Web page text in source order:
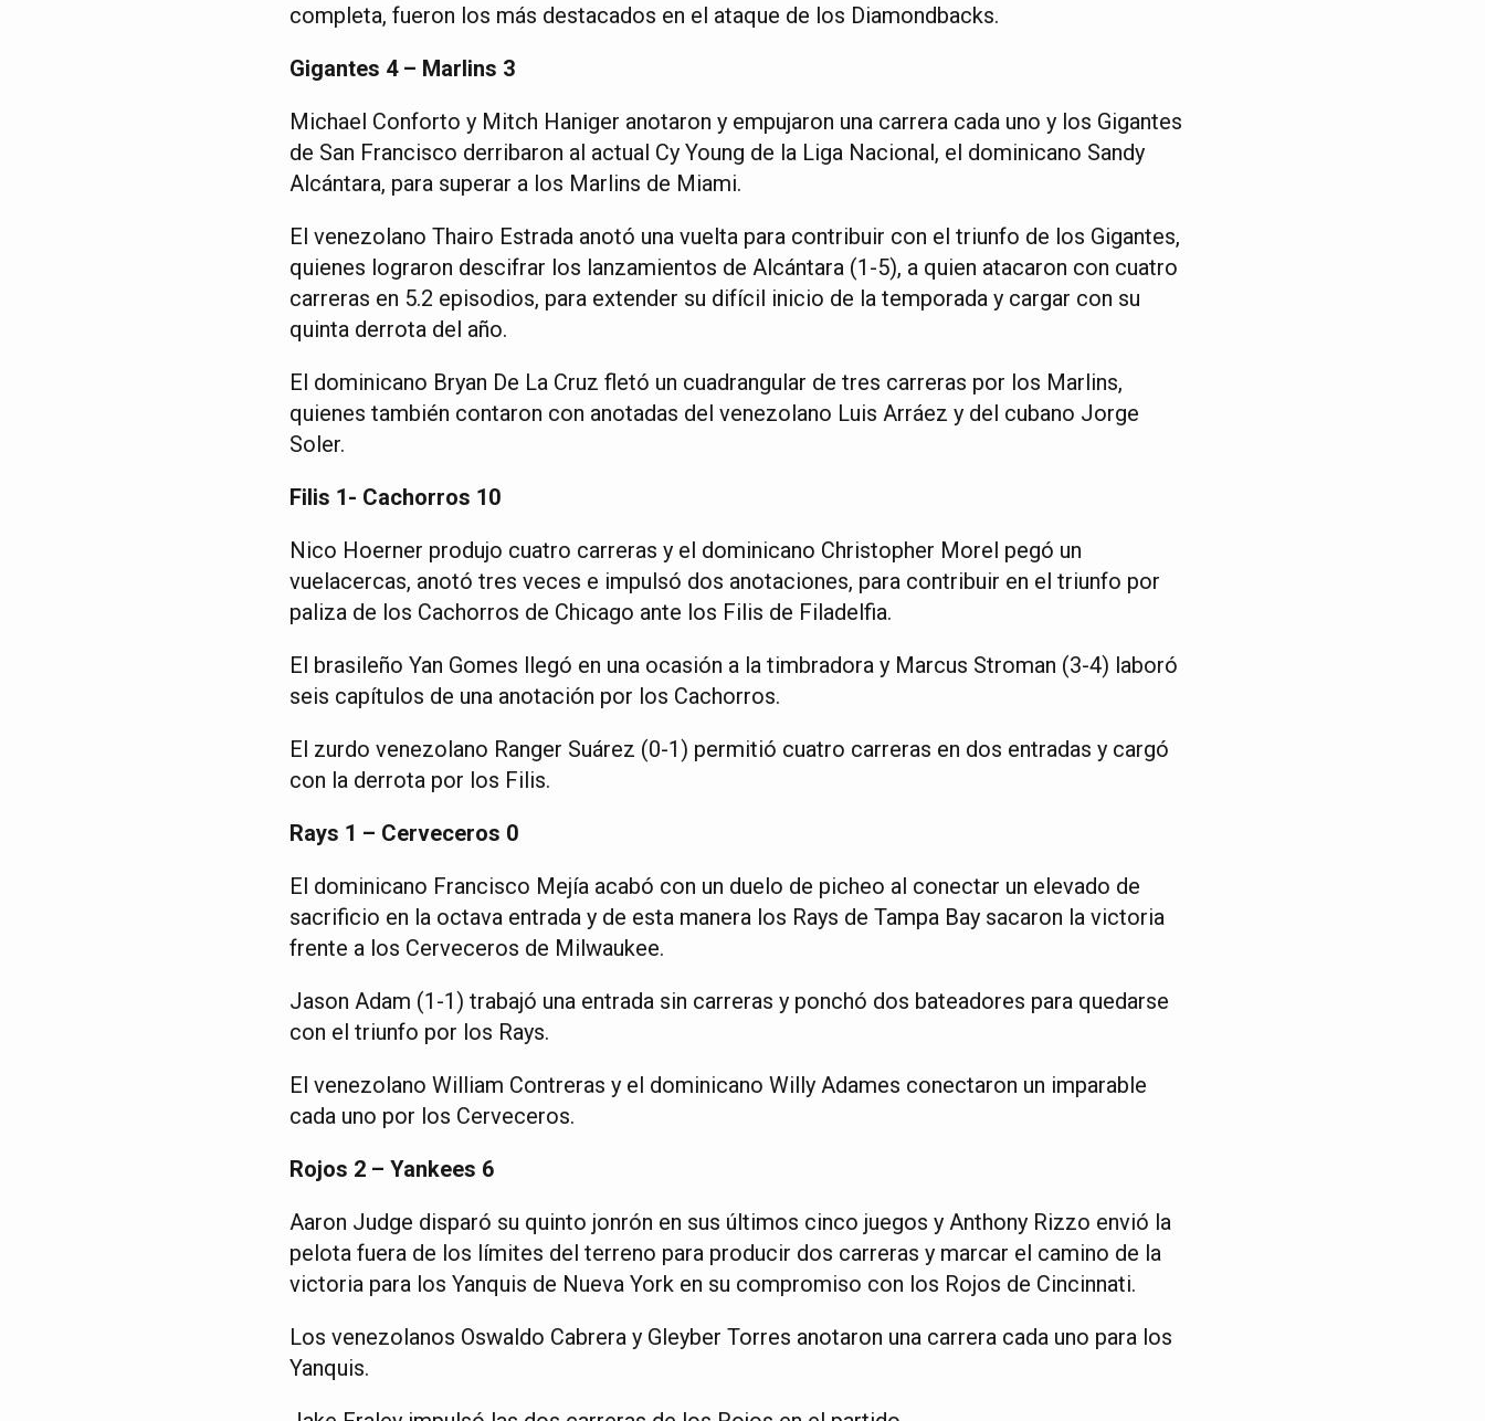
completa, fueron los más destacados en el ataque de los Diamondbacks.
Gigantes 4 – Marlins 3
Michael Conforto y Mitch Haniger anotaron y empujaron una carrera cada uno y los Gigantes
de San Francisco derribaron al actual Cy Young de la Liga Nacional, el dominicano Sandy
Alcántara, para superar a los Marlins de Miami.
El venezolano Thairo Estrada anotó una vuelta para contribuir con el triunfo de los Gigantes,
quienes lograron descifrar los lanzamientos de Alcántara (1-5), a quien atacaron con cuatro
carreras en 5.2 episodios, para extender su difícil inicio de la temporada y cargar con su
quinta derrota del año.
El dominicano Bryan De La Cruz fletó un cuadrangular de tres carreras por los Marlins,
quienes también contaron con anotadas del venezolano Luis Arráez y del cubano Jorge
Soler.
Filis 1- Cachorros 10
Nico Hoerner produjo cuatro carreras y el dominicano Christopher Morel pegó un
vuelacercas, anotó tres veces e impulsó dos anotaciones, para contribuir en el triunfo por
paliza de los Cachorros de Chicago ante los Filis de Filadelfia.
El brasileño Yan Gomes llegó en una ocasión a la timbradora y Marcus Stroman (3-4) laboró
seis capítulos de una anotación por los Cachorros.
El zurdo venezolano Ranger Suárez (0-1) permitió cuatro carreras en dos entradas y cargó
con la derrota por los Filis.
Rays 1 – Cerveceros 0
El dominicano Francisco Mejía acabó con un duelo de picheo al conectar un elevado de
sacrificio en la octava entrada y de esta manera los Rays de Tampa Bay sacaron la victoria
frente a los Cerveceros de Milwaukee.
Jason Adam (1-1) trabajó una entrada sin carreras y ponchó dos bateadores para quedarse
con el triunfo por los Rays.
El venezolano William Contreras y el dominicano Willy Adames conectaron un imparable
cada uno por los Cerveceros.
Rojos 2 – Yankees 6
Aaron Judge disparó su quinto jonrón en sus últimos cinco juegos y Anthony Rizzo envió la
pelota fuera de los límites del terreno para producir dos carreras y marcar el camino de la
victoria para los Yanquis de Nueva York en su compromiso con los Rojos de Cincinnati.
Los venezolanos Oswaldo Cabrera y Gleyber Torres anotaron una carrera cada uno para los
Yanquis.